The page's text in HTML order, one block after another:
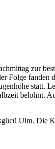
zur
statt.
Ulm. Die